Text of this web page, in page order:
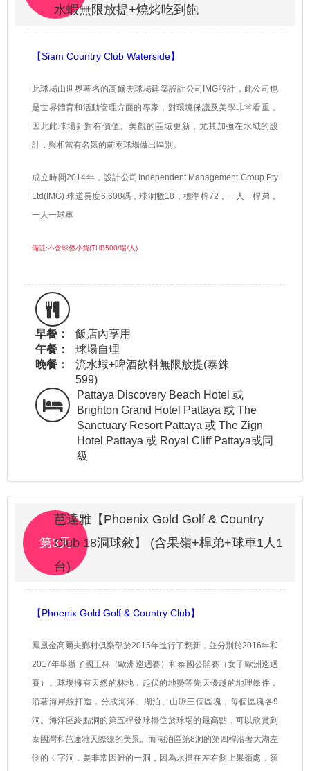
水蝦無限放提+燒烤吃到飽
【Siam Country Club Waterside】
此球場由世界著名的高爾夫球場建築設計公司 IMG設計，此公司也
是世界體育和活動管理方面的專家，對環境保護及美學非常看重，
因此此球場針對有價值、美觀的區域更新，尤其加強在水域的設
計，與相當有名氣的前兩球場做出區別。
成立時間2014年，設計公司 Independent Management Group Pty
Ltd(IMG)球道長度6,608碼，球洞數18 ，標準桿72 ，一人一桿弟，
一人一球車
備註:不含球僮小費(THB500/場/人)
早餐：
飯店內享用
午餐：
球場自理
晚餐：
流水蝦+啤酒飲料無限放提(泰銖
599)
Pattaya Discovery Beach Hotel 或
Brighton Grand Hotel Pattaya 或 The
Sanctuary Resort Pattaya 或 The Zign
Hotel Pattaya 或 Royal Cliff Pattaya或同
級
第3天
芭達雅【Phoenix Gold Golf & Country
Club 18洞球敘】 (含果嶺+桿弟+球車1人1
台)
【Phoenix Gold Golf & Country Club】
鳳凰金高爾夫鄉村俱樂部於2015年進行了翻新，並分別於2016年和
2017年舉辦了國王杯（歐洲巡迴賽）和泰國公開賽（女子歐洲巡迴
賽）。球場擁有天然的林地，起伏的地勢等先天優越的地理條件，
沿著海岸線打造，分成海洋、湖泊、山脈三個區塊，每個區塊各9
洞。海洋區終點洞的第五桿發球檯位於球場的最高點，可以欣賞到
泰國灣和芭達雅天際線的美景。而湖泊區第8洞的第四桿沿著大湖左
側的ㄑ字洞，是非常因難的一洞，因為水擋在左右側上果嶺處，須